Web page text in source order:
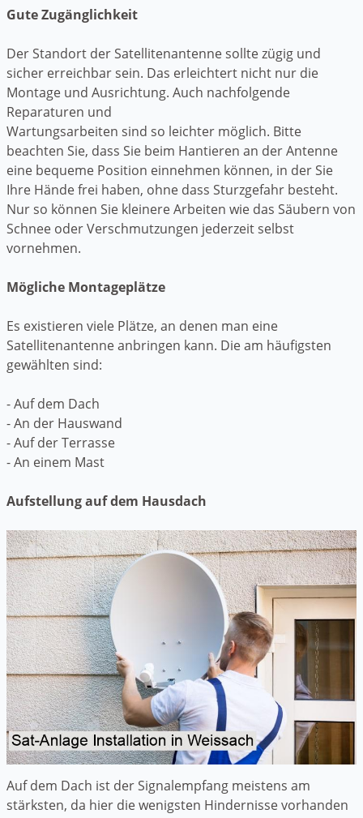
Gute Zugänglichkeit
Der Standort der Satellitenantenne sollte zügig und
sicher erreichbar sein. Das erleichtert nicht nur die
Montage und Ausrichtung. Auch nachfolgende
Reparaturen und
Wartungsarbeiten sind so leichter möglich. Bitte
beachten Sie, dass Sie beim Hantieren an der Antenne
eine bequeme Position einnehmen können, in der Sie
Ihre Hände frei haben, ohne dass Sturzgefahr besteht.
Nur so können Sie kleinere Arbeiten wie das Säubern von
Schnee oder Verschmutzungen jederzeit selbst
vornehmen.
Mögliche Montageplätze
Es existieren viele Plätze, an denen man eine
Satellitenantenne anbringen kann. Die am häufigsten
gewählten sind:
- Auf dem Dach
- An der Hauswand
- Auf der Terrasse
- An einem Mast
Aufstellung auf dem Hausdach
Auf dem Dach ist der Signalempfang meistens am
stärksten, da hier die wenigsten Hindernisse vorhanden